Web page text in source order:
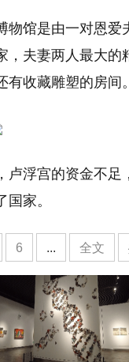
馆是由一对恩爱
夫妻两人最大的
收藏雕塑的房间。
浮宫的资金不足
家。
6 ... 全文